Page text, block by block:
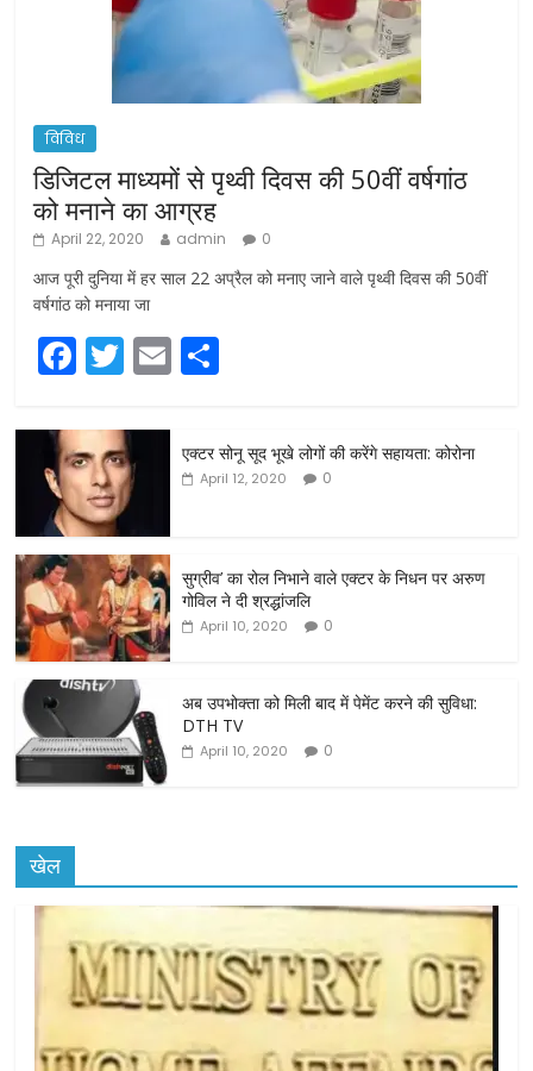
विविध
डिजिटल माध्यमों से पृथ्वी दिवस की 50वीं वर्षगांठ
को मनाने का आग्रह
April 22, 2020 admin 0
आज पूरी दुनिया में हर साल 22 अप्रैल को मनाए जाने वाले पृथ्वी दिवस की 50वीं
वर्षगांठ को मनाया जा
F
a
c
e
b
o
o
k
T
w
itt
er
E
m
ar
e
एक्टर सोनू सूद भूखे लोगों की करेंगे सहायता: कोरोना
April 12, 2020 0
सुग्रीव’ का रोल निभाने वाले एक्टर के निधन पर अरुण
गोविल ने दी श्रद्धांजलि
April 10, 2020 0
अब उपभोक्ता को मिली बाद में पेमेंट करने की सुविधा:
DTH TV
April 10, 2020 0
खेल